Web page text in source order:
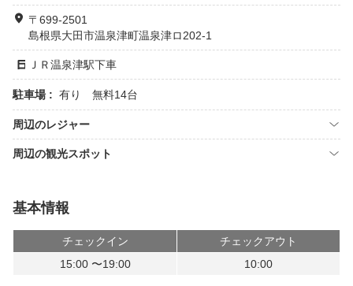
〒699-2501
島根県大田市温泉津町温泉津ロ202-1
ＪＲ温泉津駅下車
駐車場 : 有り 無料14台
周辺のレジャー
周辺の観光スポット
基本情報
チェックイン
チェックアウト
15:00 〜19:00
10:00